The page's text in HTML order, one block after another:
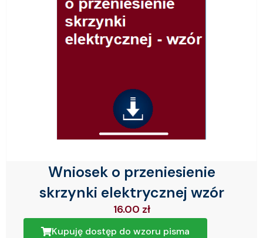
Wniosek o przeniesienie
skrzynki elektrycznej wzór
16.00 zł
Kupuję dostęp do wzoru pisma